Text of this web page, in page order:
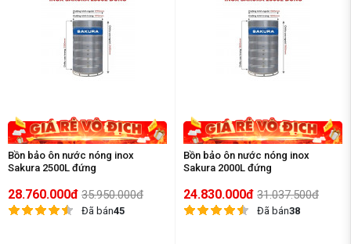
Bồn bảo ôn nước nóng inox
Sakura 2500L đứng
28.760.000đ 35.950.000đ
Đã bán45
Bồn bảo ôn nước nóng inox
Sakura 2000L đứng
24.830.000đ 31.037.500đ
Đã bán38